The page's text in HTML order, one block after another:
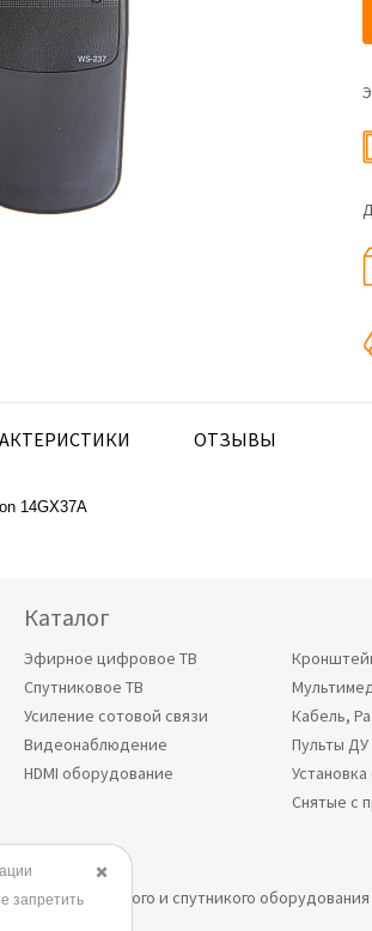
ОТЗЫВЫ
14GX37A
Каталог
Эфирное цифровое ТВ
Спутниковое ТВ
Усиление сотовой связи
Видеонаблюдение
HDMI оборудование
Кабель,
Пульты ДУ
Снятые с
магазин эфирного и спутникого оборудования
✖️
запретить